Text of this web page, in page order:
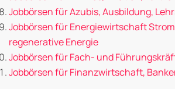
Jobbörsen für Azubis, Ausbildung,
Jobbörsen für Energiewirtschaft
regenerative Energie
Jobbörsen für Fach- und
Jobbörsen für Finanzwirtschaft,